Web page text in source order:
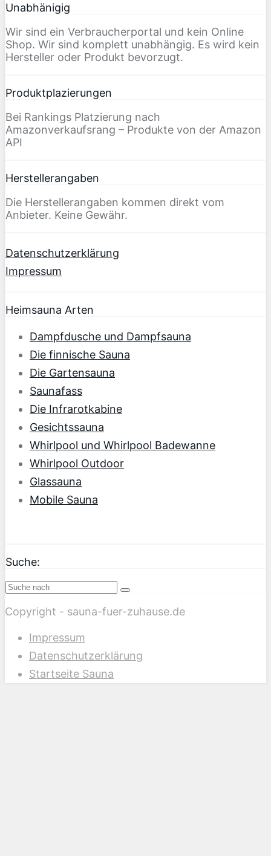
Unabhänigig
Wir sind ein Verbraucherportal und kein Online
Shop. Wir sind komplett unabhängig. Es wird kein
Hersteller oder Produkt bevorzugt.
Produktplazierungen
Bei Rankings Platzierung nach
Amazonverkaufsrang – Produkte von der Amazon
API
Herstellerangaben
Die Herstellerangaben kommen direkt vom
Anbieter. Keine Gewähr.
Datenschutzerklärung
Impressum
Heimsauna Arten
Dampfdusche und Dampfsauna
Die finnische Sauna
Die Gartensauna
Saunafass
Die Infrarotkabine
Gesichtssauna
Whirlpool und Whirlpool Badewanne
Whirlpool Outdoor
Glassauna
Mobile Sauna
Suche:
Copyright - sauna-fuer-zuhause.de
Impressum
Datenschutzerklärung
Startseite Sauna